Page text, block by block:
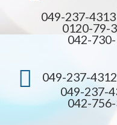
049-237-4313
0120-79-
042-730-
049-237-
049-237-
042-756-